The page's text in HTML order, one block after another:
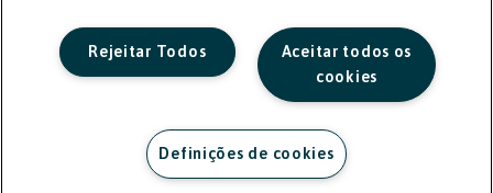
Aceitar todos os
cookies
Rejeitar Todos
Definições de cookies